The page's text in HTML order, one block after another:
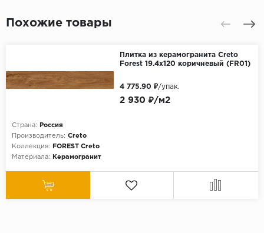
Похожие товары
Плитка из керамогранита Creto
Forest 19.4x120 коричневый (FR01)
Страна:
Россия
Производитель: Creto
Коллекция:
FOREST Creto
Материала:
Керамогранит
2 930 ₽/м2
4 775.90 ₽/упак.